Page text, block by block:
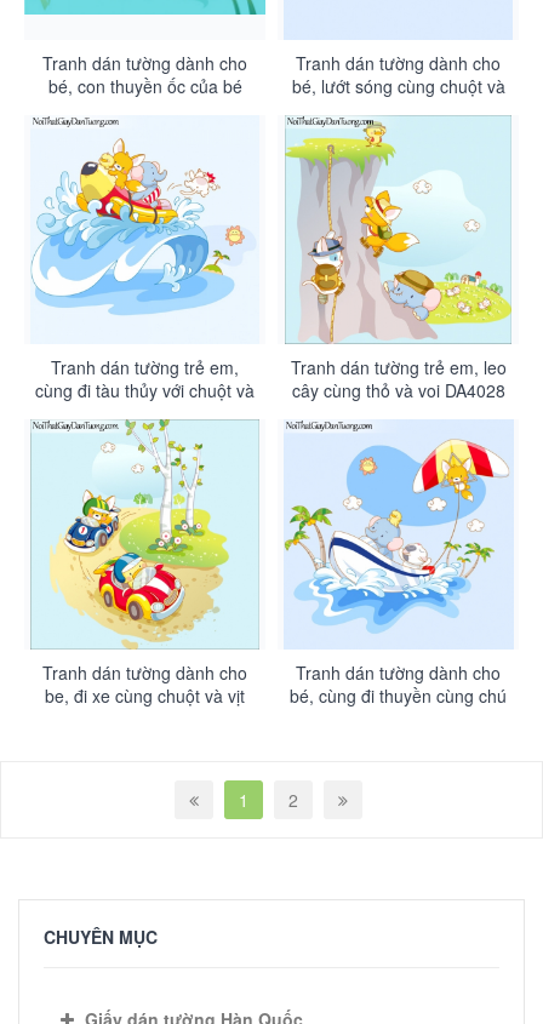
CHUYÊN MỤC
Giấy dán tường Hàn Quốc
Tranh dán tường dành cho
bé, con thuyền ốc của bé
Tranh dán tường dành cho
bé, lướt sóng cùng chuột và
voi DA4030
Tranh dán tường trẻ em,
cùng đi tàu thủy với chuột và
voi DA4029
Tranh dán tường trẻ em, leo
cây cùng thỏ và voi DA4028
Tranh dán tường dành cho
be, đi xe cùng chuột và vịt
Tranh dán tường dành cho
bé, cùng đi thuyền cùng chú
1 2